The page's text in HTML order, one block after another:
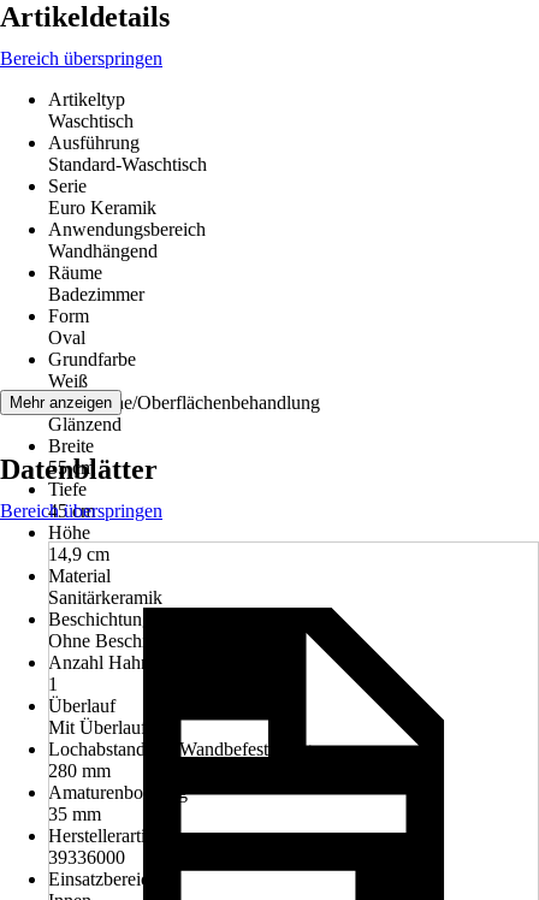
Artikeldetails
Bereich überspringen
Artikeltyp
Waschtisch
Ausführung
Standard-Waschtisch
Serie
Euro Keramik
Anwendungsbereich
Wandhängend
Räume
Badezimmer
Form
Oval
Grundfarbe
Weiß
Oberfläche/Oberflächenbehandlung
Glänzend
Breite
55 cm
Tiefe
45 cm
Höhe
14,9 cm
Material
Sanitärkeramik
Beschichtung
Ohne Beschichtung
Anzahl Hahnlöcher
1
Überlauf
Mit Überlauf
Lochabstand der Wandbefestigung
280 mm
Amaturenbohrung
35 mm
Herstellerartikelnummer
39336000
Einsatzbereich
Mehr anzeigen
Datenblätter
Bereich überspringen